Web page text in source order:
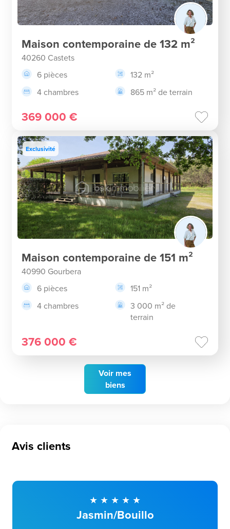
Voir mes
biens
Maison contemporaine de 132 m²
40260 Castets
6 pièces
132 m²
4 chambres
865 m² de terrain
369 000 €
Exclusivité
Maison contemporaine de 151 m²
40990 Gourbera
6 pièces
151 m²
4 chambres
3 000 m² de
terrain
376 000 €
Avis clients
Jasmin/Bouillo